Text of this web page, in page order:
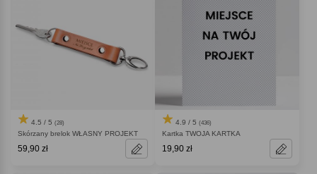
4.5 / 5 (28)
Skórzany brelok WŁASNY PROJEKT
59,90 zł
4.9 / 5 (436)
Kartka TWOJA KARTKA
19,90 zł